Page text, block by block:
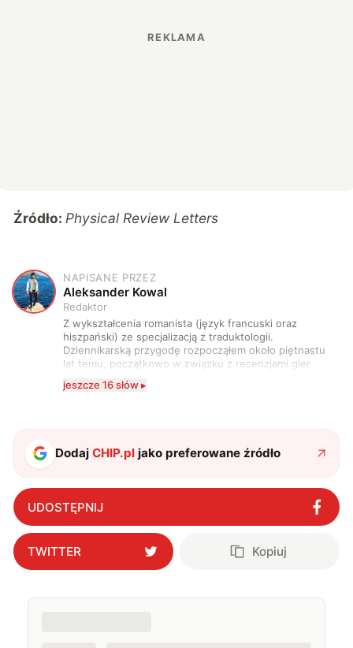
Źródło: Physical Review Letters
A
NAPISANE PRZEZ
Aleksander Kowal
Redaktor
Z wykształcenia romanista (język francuski oraz
hiszpański) ze specjalizacją z traduktologii.
Dziennikarską przygodę rozpocząłem około piętnastu
lat temu, początkowo w związku z recenzjami gier
komputerowych i filmów. Obecnie publikuję
zdecydowanie częściej na tematy związane z nauką
także uprawiać oraz oglądać sport.
jeszcze 16 słów ▸
DodajCHIP.pl jako preferowane źródło
UDOSTĘPNIJ
TWITTER Kopiuj